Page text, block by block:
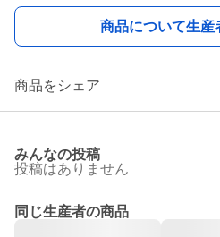
商品について生産
商品をシェア
みんなの投稿
投稿はありません
同じ生産者の商品